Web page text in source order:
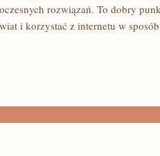
rozwiązań. To dobry
i korzystać z internetu w